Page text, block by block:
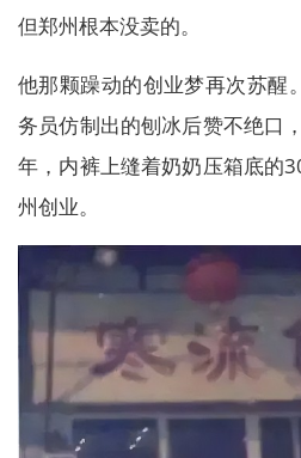
但郑州根本没卖的。
他那颗躁动的创业梦再次苏醒
务员仿制出的刨冰后赞不绝口
年，内裤上缝着奶奶压箱底的
州创业。